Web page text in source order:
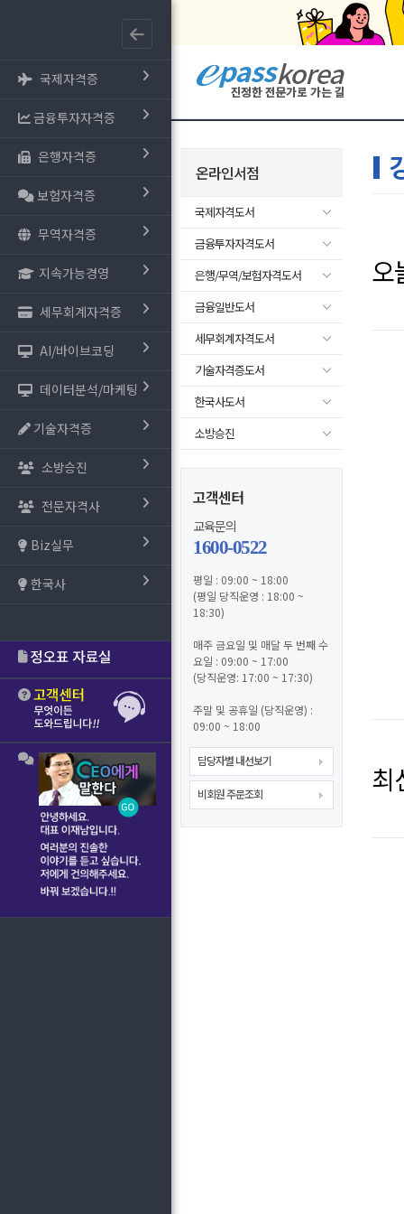
국제자격증
금융투자자격증
은행자격증
보험자격증
무역자격증
지속가능경영
세무회계자격증
AI/바이브코딩
데이터분석/마케팅
기술자격증
소방승진
전문자격사
Biz실무
한국사
온라인서점
국제자격도서
금융투자자격도서
은행/무역/보험자격도서
금융일반도서
세무회계자격도서
기술자격증도서
한국사도서
소방승진
고객센터
교육문의
1600-0522
평일 : 09:00 ~ 18:00
(평일 당직운영 : 18:00 ~
18:30)
매주 금요일 및 매달 두 번째 수
요일 : 09:00 ~ 17:00
(당직운영: 17:00 ~ 17:30)
주말 및 공휴일 (당직운영) :
09:00 ~ 18:00
담당자별 내선보기
비회원 주문조회
오
최